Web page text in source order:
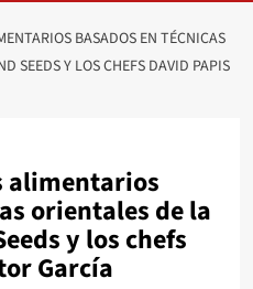
BASADOS EN TÉCNICAS
SEEDS Y LOS CHEFS DAVID PAPIS
alimentarios
orientales de la
y los chefs
García